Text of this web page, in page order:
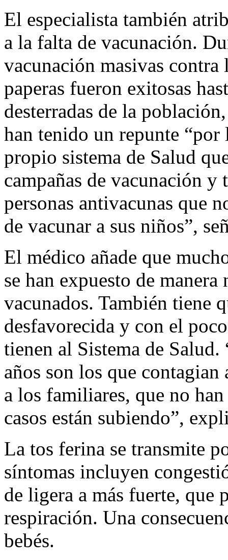
El especialista también
a la falta de vacunación.
vacunación masivas
paperas fueron exitosas
desterradas de la
han tenido un repunte
propio sistema de Salud
campañas de vacunación
personas antivacunas que
de vacunar a sus niños”,
El médico añade que
se han expuesto de
vacunados. También tiene
desfavorecida y con el
tienen al Sistema de
años son los que
a los familiares, que no
casos están subiendo”,
La tos ferina se transmite
síntomas incluyen
de ligera a más fuerte, que
respiración. Una
bebés.